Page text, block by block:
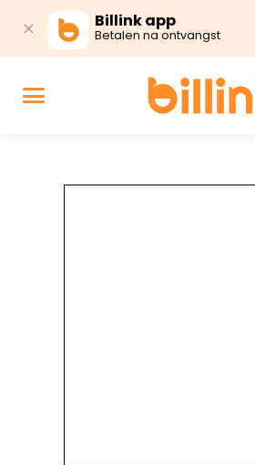
Billink app
Betalen na ontvangst